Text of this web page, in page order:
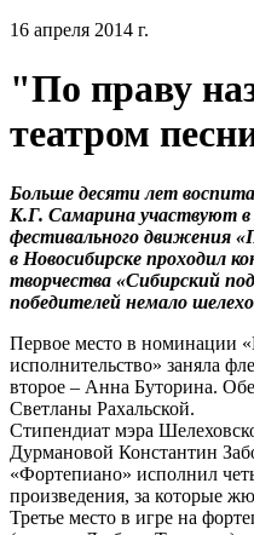
16 апреля 2014 г.
"По праву
театром
Больше десяти лет
К.Г. Самарина участвуют
фестивального движения
в Новосибирске проходил
творчества «Сибирский
победителей немало
Первое место в номинации
исполнительство» заняла
второе – Анна Буторина.
Светланы Рахальской.
Стипендиат мэра
Дурмановой Константин
«Фортепиано» исполнил
произведения, за которые
Третье место в игре на